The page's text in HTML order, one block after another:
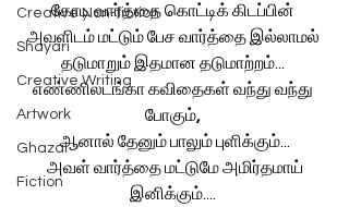
Creative Non-fiction
Shayari
Creative Writing
Artwork
Ghazal
Fiction
கோடி வார்த்தை கொட்டிக் கிடப்பின்
அவளிடம் மட்டும் பேச வார்த்தை இல்லாமல்
தடுமாறும் இதமான தடுமாற்றம்...
எண்ணிலடங்கா கவிதைகள் வந்து வந்து
போகும்,
ஆனால் தேனும் பாலும் புளிக்கும்...
அவள் வார்த்தை மட்டுமே அமிர்தமாய்
இனிக்கும்....